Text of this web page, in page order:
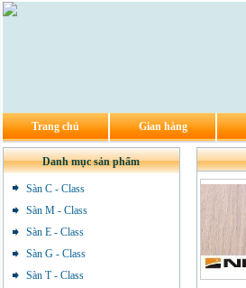
Trang chủ Gian hàng
Danh mục sản phẩm
Sàn C - Class
Sàn M - Class
Sàn E - Class
Sàn G - Class
Sàn T - Class